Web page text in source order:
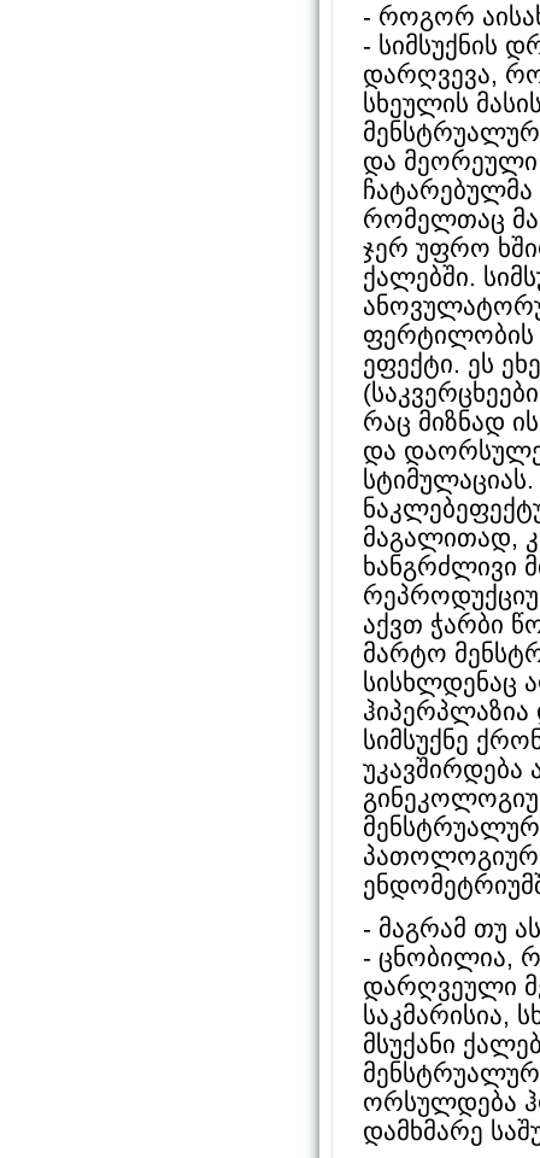
- როგორ
- სიმსუქნის
დარღვევა,
სხეულის
და მეორეული
ჩატარებულმა
რომელთაც
ჯერ უფრო
ქალებში.
ფერტილობის
ეფექტი. ეს
რაც მიზნად
და
მაგალითად,
ხანგრძლივი
აქვთ ჭარბი
მარტო
სისხლდენაც
ჰიპერპლაზია
სიმსუქნე
- მაგრამ თუ
- ცნობილია,
დარღვეული
საკმარისია,
მსუქანი
ორსულდება
დამხმარე